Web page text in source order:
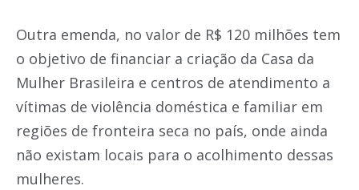
Outra emenda, no valor de R$ 120 milhões tem
o objetivo de financiar a criação da Casa da
Mulher Brasileira e centros de atendimento a
vítimas de violência doméstica e familiar em
regiões de fronteira seca no país, onde ainda
não existam locais para o acolhimento dessas
mulheres.